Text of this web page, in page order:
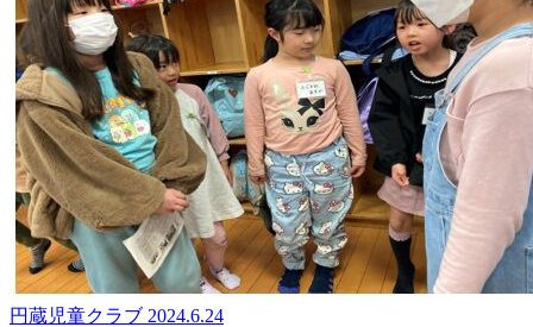
円蔵児童クラブ 2024.6.24